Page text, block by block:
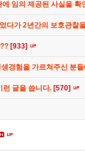
임의 제공된 사실을 확
다가 2년간의 보호관찰
[933]
경험을 가르쳐주신 분
런 글을 씁니다. [570]